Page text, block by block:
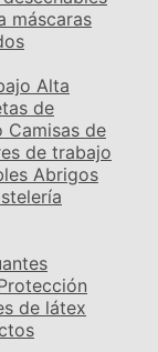
máscaras
Alta
de
Camisas de
de trabajo
Abrigos
de látex